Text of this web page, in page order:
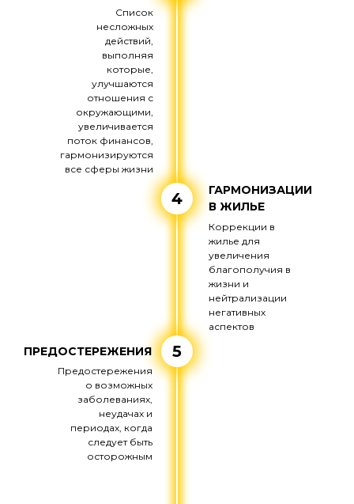
4
5
Список
несложных
действий,
выполняя
которые,
улучшаются
отношения с
окружающими,
увеличивается
поток финансов,
гармонизируются
все сферы жизни
Предостережения
о возможных
заболеваниях,
неудачах и
периодах, когда
следует быть
осторожным
ГАРМОНИЗАЦИИ
В ЖИЛЬЕ
Коррекции в
жилье для
увеличения
благополучия в
жизни и
нейтрализации
негативных
аспектов
ПРЕДОСТЕРЕЖЕНИЯ